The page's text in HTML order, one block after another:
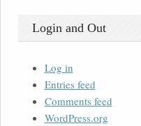
Login and Out
Log in
Entries feed
Comments feed
WordPress.org